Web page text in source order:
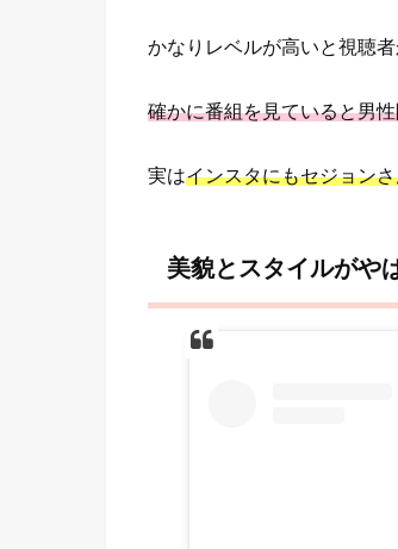
かなりレベルが高いと視聴
確かに番組を見ていると男
実はインスタにもセジョン
美貌とスタイルがや